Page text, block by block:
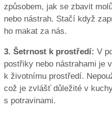
způsobem, jak se zbavit
nebo nástrah. Stačí když
ho makat za nás.
3. Šetrnost k prostředí: V
postřiky nebo nástrahami je
k životnímu prostředí.
což je zvlášť důležité v
s potravinami.